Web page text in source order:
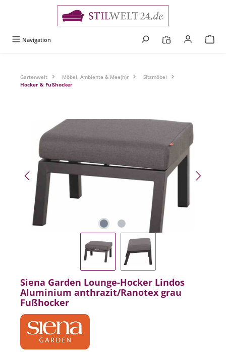
Navigation
Gartenwelt Möbel, Ambiente & Mee(h)r
Sitzmöbel
Hocker & Fußhocker
Bildergalerie überspringen
Siena Garden Lounge-Hocker Lindos
Aluminium anthrazit/Ranotex grau
Fußhocker